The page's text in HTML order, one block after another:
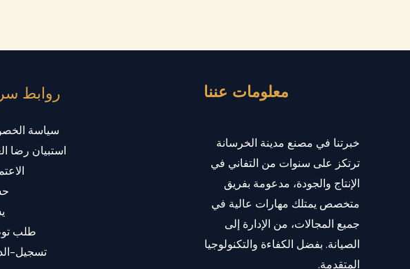
معلومات عننا
خبرتنا في مصنع مدينة الخرسانة
ترتكز على سنوات من التفاني في
الإنتاج والجودة، مدعومة بفريق
متخصص يمتلك مهارات عالية في
جميع المجالات، من الإدارة إلى
الصيانة. بفضل الكفاءة والتكنولوجيا
المتقدمة.
روابط
سياسة
استبيان رضا
طلب
تسجيل-